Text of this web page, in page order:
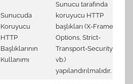
Sunucuda
Koruyucu
HTTP
Başlıklarının
Kullanımı
Sunucu tarafında
koruyucu HTTP
başlıkları (X-Frame-
Options, Strict-
Transport-Security
vb.)
yapılandırılmalıdır.